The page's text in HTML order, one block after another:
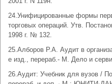
24.Унифицированные формы
торговых операций. Утв.
1998 г. № 132.
25.Алборов Р.А. Аудит в
е изд., перераб.- М. Дело и
26.Аудит: Учебник для вузов /